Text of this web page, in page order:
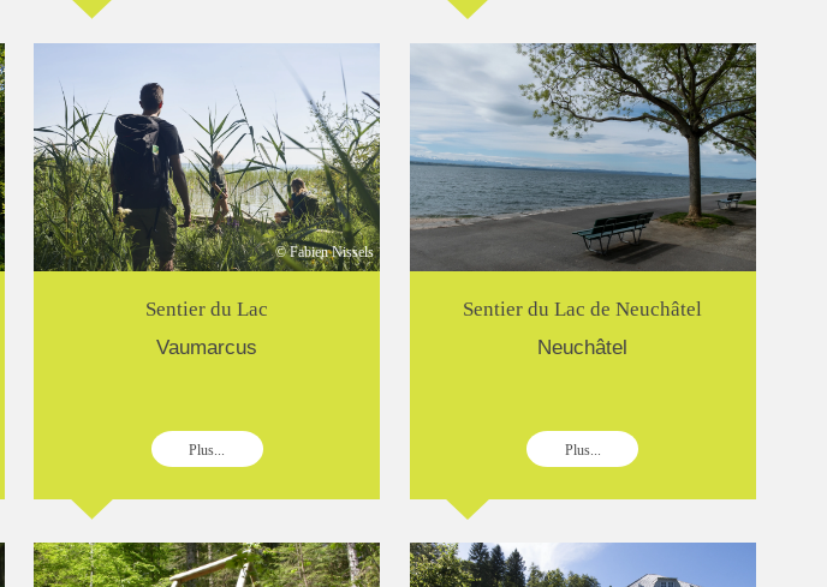
© Fabien Nissels
Sentier du Lac
Vaumarcus
Plus...
Sentier du Lac de Neuchâtel
Neuchâtel
Plus...